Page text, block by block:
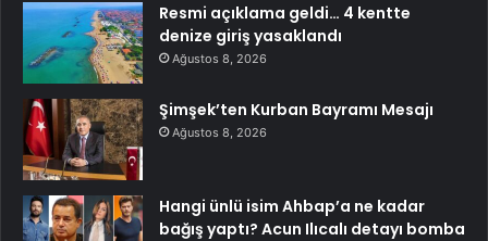
Resmi açıklama geldi… 4 kentte
denize giriş yasaklandı
Ağustos 8, 2026
Şimşek’ten Kurban Bayramı Mesajı
Ağustos 8, 2026
Hangi ünlü isim Ahbap’a ne kadar
bağış yaptı? Acun Ilıcalı detayı bomba